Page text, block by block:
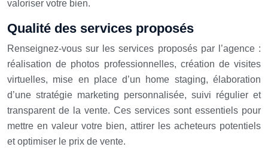
valoriser votre bien.
Qualité des services proposés
Renseignez-vous sur les services proposés par l’agence :
réalisation de photos professionnelles, création de visites
virtuelles, mise en place d’un home staging, élaboration
d’une stratégie marketing personnalisée, suivi régulier et
transparent de la vente. Ces services sont essentiels pour
mettre en valeur votre bien, attirer les acheteurs potentiels
et optimiser le prix de vente.